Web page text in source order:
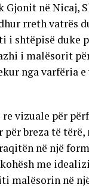
në Nicaj,
rreth vatrës
i shtëpisë
i malësorit
nga varfëria
vizuale për
breza të
në një
me
malësorin në